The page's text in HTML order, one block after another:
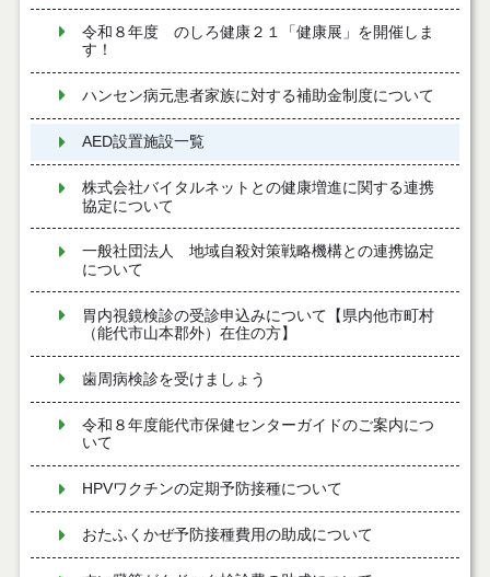
令和８年度 のしろ健康２１「健康展」を開催しま
す！
ハンセン病元患者家族に対する補助金制度について
AED設置施設一覧
株式会社バイタルネットとの健康増進に関する連携
協定について
一般社団法人 地域自殺対策戦略機構との連携協定
について
胃内視鏡検診の受診申込みについて【県内他市町村
（能代市山本郡外）在住の方】
歯周病検診を受けましょう
令和８年度能代市保健センターガイドのご案内につ
いて
HPVワクチンの定期予防接種について
おたふくかぜ予防接種費用の助成について